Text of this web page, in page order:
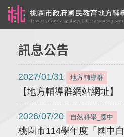
訊息公告
2027/01/31 地方輔導群
【地方輔導群網站網址】
2026/07/20 自然科學_國中
桃園市114學年度「國中